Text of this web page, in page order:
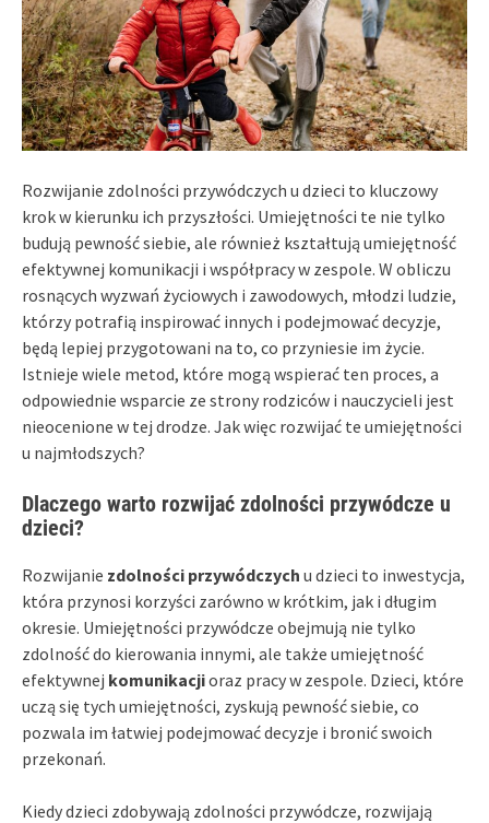
Rozwijanie zdolności przywódczych u dzieci to kluczowy
krok w kierunku ich przyszłości. Umiejętności te nie tylko
budują pewność siebie, ale również kształtują umiejętność
efektywnej komunikacji i współpracy w zespole. W obliczu
rosnących wyzwań życiowych i zawodowych, młodzi ludzie,
którzy potrafią inspirować innych i podejmować decyzje,
będą lepiej przygotowani na to, co przyniesie im życie.
Istnieje wiele metod, które mogą wspierać ten proces, a
odpowiednie wsparcie ze strony rodziców i nauczycieli jest
nieocenione w tej drodze. Jak więc rozwijać te umiejętności
u najmłodszych?
Dlaczego warto rozwijać zdolności przywódcze u
dzieci?
Rozwijanie zdolności przywódczych u dzieci to inwestycja,
która przynosi korzyści zarówno w krótkim, jak i długim
okresie. Umiejętności przywódcze obejmują nie tylko
zdolność do kierowania innymi, ale także umiejętność
efektywnej komunikacjioraz pracy w zespole. Dzieci, które
uczą się tych umiejętności, zyskują pewność siebie, co
pozwala im łatwiej podejmować decyzje i bronić swoich
przekonań.
Kiedy dzieci zdobywają zdolności przywódcze, rozwijają